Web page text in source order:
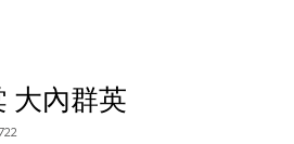
大內群英